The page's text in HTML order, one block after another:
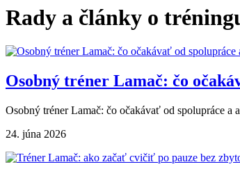
Rady a články o
Osobný tréner Lamač: čo
Osobný tréner Lamač: čo očakávať od spolupráce
24. júna 2026